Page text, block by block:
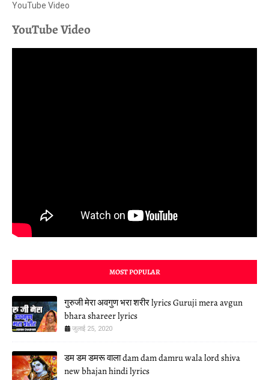
YouTube Video
YouTube Video
MOST POPULAR
गुरुजी मेरा अवगुण भरा शरीर lyrics Guruji mera avgun
bhara shareer lyrics
जुलाई 25, 2020
डम डम डमरू वाला dam dam damru wala lord shiva
new bhajan hindi lyrics